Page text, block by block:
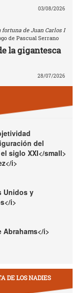
03/08/2026
de Juan Carlos I
de Pascual Serrano
la gigantesca
28/07/2026
del
siglo XXI</small>
i>
Unidos y
i>
Abrahams</i>
DE LOS NADIES